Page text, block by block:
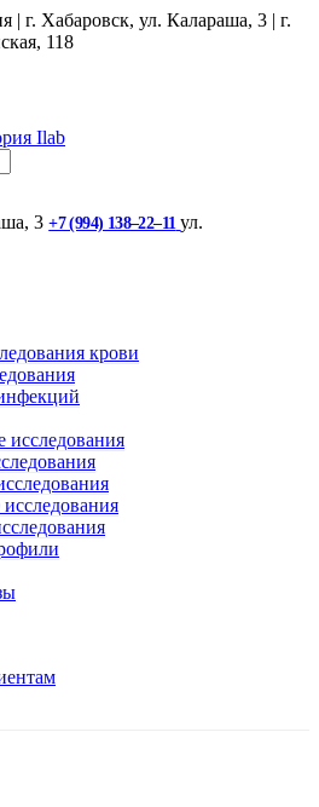
| г. Хабаровск, ул. Калараша, 3 | г.
118
3 +7 (994) 138‒22‒11 ул. ​
крови
исследования